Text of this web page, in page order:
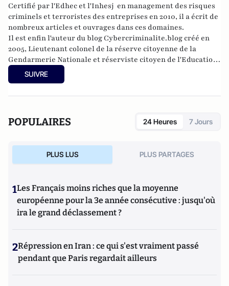
Certifié par l'Edhec et l'Inhesj en management des risques
criminels et terroristes des entreprises en 2010, il a écrit de
nombreux articles et ouvrages dans ces domaines.
Il est enfin l'auteur du blog Cybercriminalite.blog créé en
2005, Lieutenant colonel de la réserve citoyenne de la
Gendarmerie Nationale et réserviste citoyen de l'Education
Nationale.
SUIVRE
POPULAIRES 24 Heures 7 Jours
PLUS LUS PLUS PARTAGES
1Les Français moins riches que la moyenne
européenne pour la 3e année consécutive : jusqu'où
ira le grand déclassement ?
2Répression en Iran : ce qui s'est vraiment passé
pendant que Paris regardait ailleurs